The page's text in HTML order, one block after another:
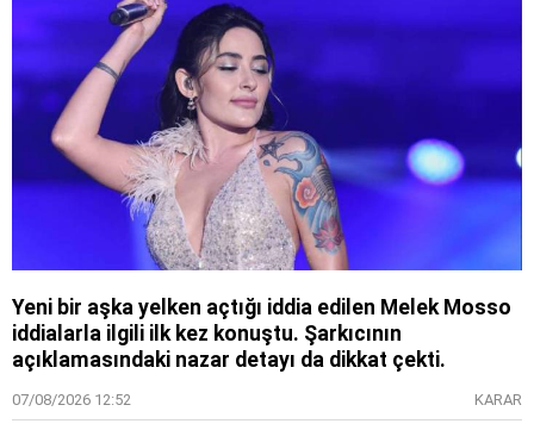
Yeni bir aşka yelken açtığı iddia edilen Melek Mosso
iddialarla ilgili ilk kez konuştu. Şarkıcının
açıklamasındaki nazar detayı da dikkat çekti.
07/08/2026 12:52 KARAR